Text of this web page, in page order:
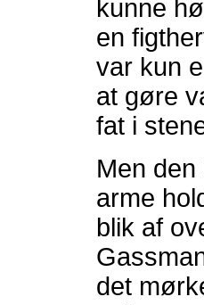
kunne
en
var kun
at gøre
fat i
Men
arme
blik af
det